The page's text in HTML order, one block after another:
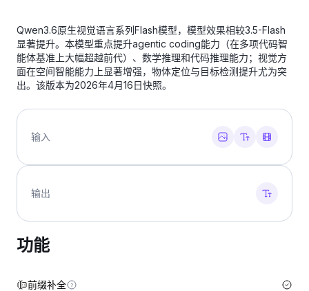
Qwen3.6原生视觉语言系列Flash模型，模型效果相较3.5-Flash
显著提升。本模型重点提升agentic coding能力（在多项代码智
能体基准上大幅超越前代）、数学推理和代码推理能力；视觉方
面在空间智能能力上显著增强，物体定位与目标检测提升尤为突
出。该版本为2026年4月16日快照。
输入
输出
功能
前缀补全